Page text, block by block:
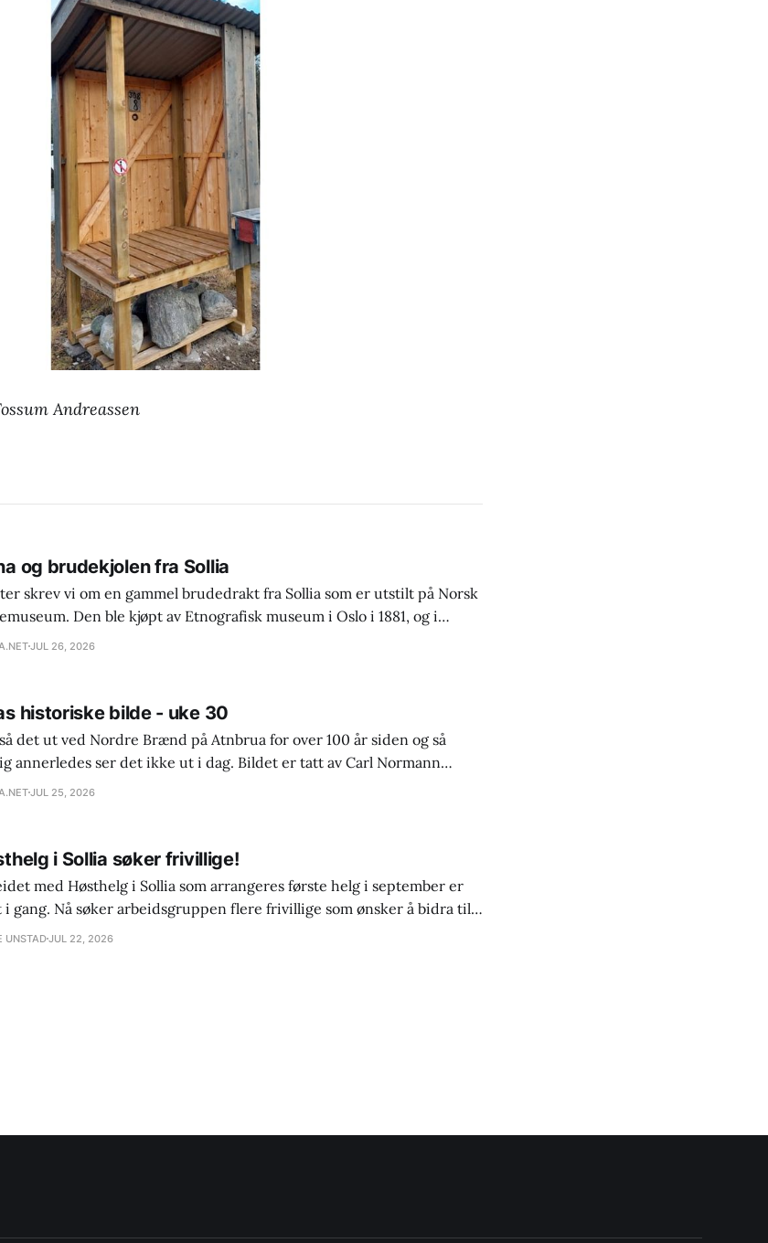
Andreassen
og brudekjolen fra Sollia
skrev vi om en gammel brudedrakt fra Sollia som er utstilt på Norsk
Den ble kjøpt av Etnografisk museum i Oslo i 1881, og i
står det at den er kjøpt av enkefru Anna Østgaard for kr. 40,-,
JUL 26, 2026
historiske bilde - uke 30
det ut ved Nordre Brænd på Atnbrua for over 100 år siden og så
annerledes ser det ikke ut i dag. Bildet er tatt av Carl Normann
1960). Han reiste landet rundt, først med sykkel og fra 1920 med bil,
JUL 25, 2026
i Sollia søker frivillige!
med Høsthelg i Sollia som arrangeres første helg i september er
i gang. Nå søker arbeidsgruppen flere frivillige som ønsker å bidra til å
en trivelig høsthelg for bygdefolk og tilreisende. Det blir aktiviteter
UNSTADJUL 22, 2026